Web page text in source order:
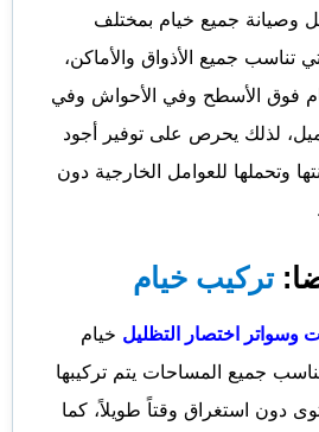
وصيانة جميع خيام بمختلف
تناسب جميع الأذواق والأماكن،
فوق الأسطح وفي الأحواش وفي
لذلك يحرص على توفير أجود
وتحملها للعوامل الخارجية دون
تركيب خيام
اختصار التظليل خيام
جميع المساحات يتم تركيبها
دون استغراق وقتاً طويلاً، كما